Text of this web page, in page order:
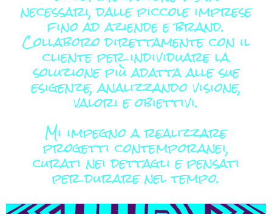
necessari, dalle piccole imprese
fino ad aziende e brand.
Collaboro direttamente con il
cliente per individuare la
soluzione più adatta alle sue
esigenze, analizzando visione,
valori e obiettivi.
Mi impegno a realizzare
progetti contemporanei,
curati nei dettagli e pensati
per durare nel tempo.